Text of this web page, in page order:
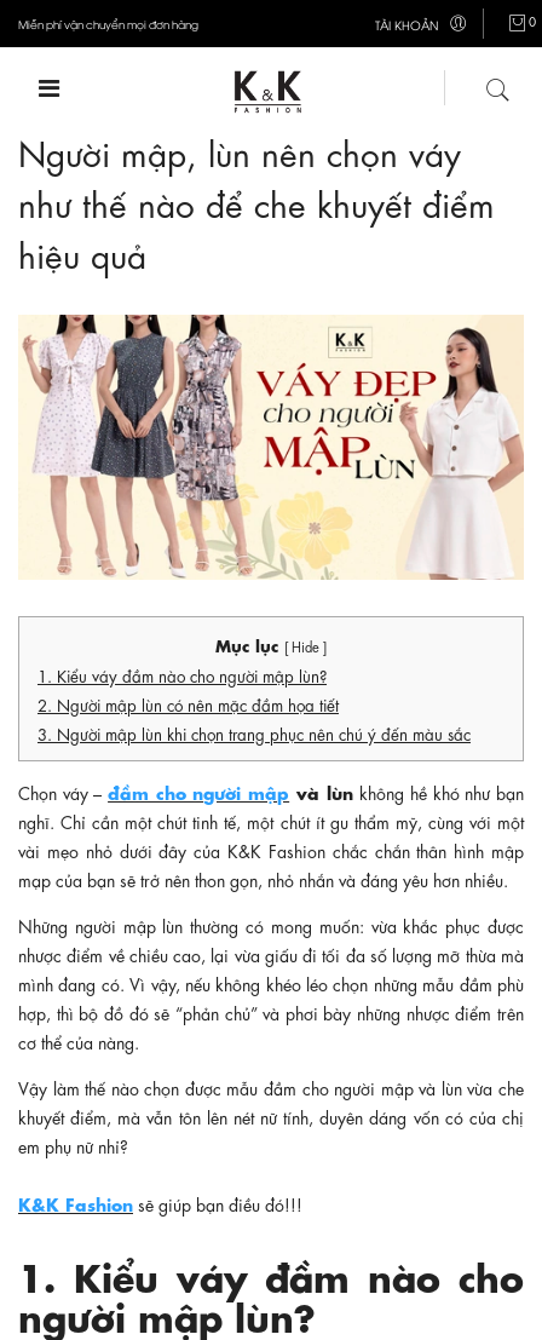
Miễn phí vận chuyển mọi đơn hàng TÀI KHOẢN 0
Người mập, lùn nên chọn váy
như thế nào để che khuyết điểm
hiệu quả
Mục lục [ Hide ]
1. Kiểu váy đầm nào cho người mập lùn?
2. Người mập lùn có nên mặc đầm họa tiết
3. Người mập lùn khi chọn trang phục nên chú ý đến màu sắc
Chọn váy –đầm cho người mập và lùn không hề khó như bạn
nghĩ. Chỉ cần một chút tinh tế, một chút ít gu thẩm mỹ, cùng với một
vài mẹo nhỏ dưới đây của K&K Fashion chắc chắn thân hình mập
mạp của bạn sẽ trở nên thon gọn, nhỏ nhắn và đáng yêu hơn nhiều.
Những người mập lùn thường có mong muốn: vừa khắc phục được
nhược điểm về chiều cao, lại vừa giấu đi tối đa số lượng mỡ thừa mà
mình đang có. Vì vậy, nếu không khéo léo chọn những mẫu đầm phù
hợp, thì bộ đồ đó sẽ “phản chủ” và phơi bày những nhược điểm trên
cơ thể của nàng.
Vậy làm thế nào chọn được mẫu đầm cho người mập và lùn vừa che
khuyết điểm, mà vẫn tôn lên nét nữ tính, duyên dáng vốn có của chị
em phụ nữ nhỉ?
K&K Fashion sẽ giúp bạn điều đó!!!
1. Kiểu váy đầm nào cho
người mập lùn?